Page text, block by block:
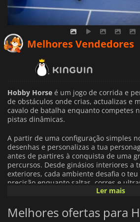
Melhores Vendedores
Hobby Horse é um jogo de corrida e
de obstáculos onde crias, actualizas e
cavalo de batalha enquanto competes
pistas dinâmicas.
A partir de uma configuração simples
desenhas e personalizas a tua
antes de partires à conquista de uma
percursos. Desde ginásios interiores a
exteriores, cada ambiente desafia o
precisão enquanto saltas, corres e
Hobby HorseO jogo inclui um criador
construir e partilhar as suas próprias
Ler mais
Melhores ofertas para